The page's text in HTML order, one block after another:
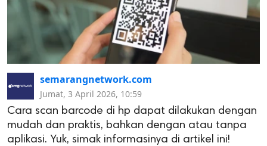
semarangnetwork.com
Jumat, 3 April 2026, 10:59
Cara scan barcode di hp dapat dilakukan dengan
mudah dan praktis, bahkan dengan atau tanpa
aplikasi. Yuk, simak informasinya di artikel ini!